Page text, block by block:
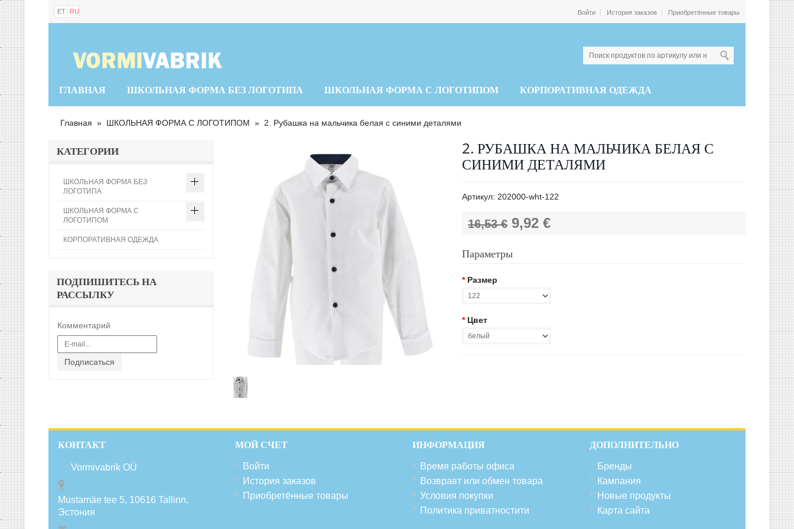
ET RU Войти История заказов Приобретённые товары
ГЛАВНАЯ ШКОЛЬНАЯ ФОРМА БЕЗ ЛОГОТИПА ШКОЛЬНАЯ ФОРМА С ЛОГОТИПОМ КОРПОРАТИВНАЯ ОДЕЖДА
Главная » ШКОЛЬНАЯ ФОРМА С ЛОГОТИПОМ » 2. Рубашка на мальчика белая с синими деталями
2. РУБАШКА НА МАЛЬЧИКА БЕЛАЯ С
СИНИМИ ДЕТАЛЯМИ
Артикул: 202000-wht-122
16,53 € 9,92 €
Параметры
* Размер
* Цвет
КАТЕГОРИИ
ШКОЛЬНАЯ ФОРМА БЕЗ
ЛОГОТИПА
ШКОЛЬНАЯ ФОРМА С
ЛОГОТИПОМ
КОРПОРАТИВНАЯ ОДЕЖДА
ПОДПИШИТЕСЬ НА
РАССЫЛКУ
Комментарий
Подписаться
КОНТАКТ
Vormivabrik OÜ
Mustamäe tee 5, 10616 Tallinn,
Эстония
МОЙ СЧЕТ
Войти
История заказов
Приобретённые товары
ИНФОРМАЦИЯ
Время работы офиса
Возвравт или обмен товара
Условия покупки
Политика приватностити
ДОПОЛНИТЕЛЬНО
Бренды
Кампания
Новые продукты
Карта сайта